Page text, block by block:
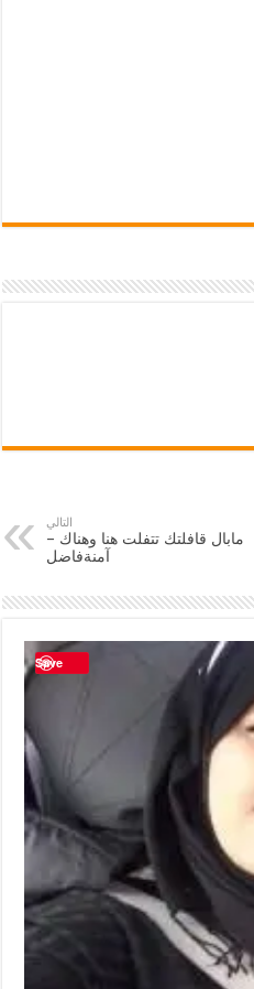
التالي
مابال قافلتك تتفلت هنا وهناك –
آمنةفاضل
Save